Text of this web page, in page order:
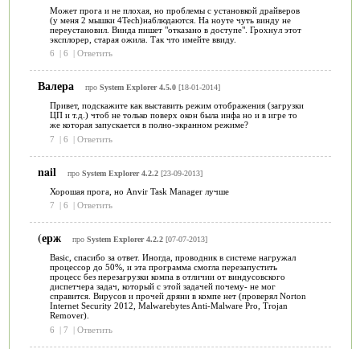
Может прога и не плохая, но проблемы с установкой драйверов
(у меня 2 мышки 4Tech)наблюдаются. На ноуте чуть винду не
переустановил. Винда пишет "отказано в доступе". Грохнул этот
эксплорер, старая ожила. Так что имейте ввиду.
6
| 6 | Ответить
Валера про System Explorer 4.5.0[18-01-2014]
Привет, подскажите как выставить режим отображения (загрузки
ЦП и т.д.) чтоб не только поверх окон была инфа но и в игре то
же которая запускается в полно-экранном режиме?
7
| 6 | Ответить
nail про System Explorer 4.2.2[23-09-2013]
Хорошая прога, но Anvir Task Manager лучше
7
| 6 | Ответить
(ерж про System Explorer 4.2.2[07-07-2013]
Basic, спасибо за ответ. Иногда, проводник в системе нагружал
процессор до 50%, и эта программа смогла перезапустить
процесс без перезагрузки компа в отличии от виндусовского
диспетчера задач, который с этой задачей почему- не мог
справится. Вирусов и прочей дряни в компе нет (проверял Norton
Internet Security 2012, Malwarebytes Anti-Malware Pro, Trojan
Remover).
6
| 7 | Ответить